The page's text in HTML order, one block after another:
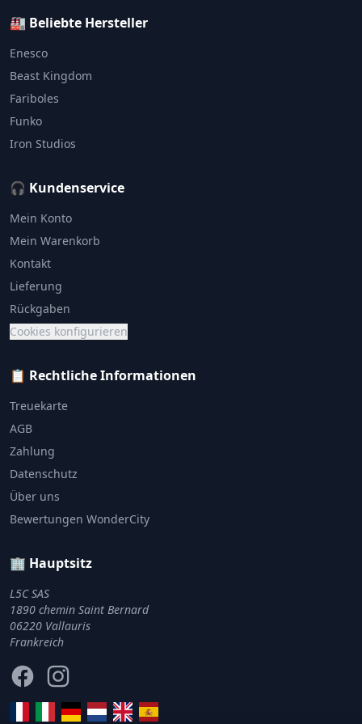
🏭 Beliebte Hersteller
Enesco
Beast Kingdom
Fariboles
Funko
Iron Studios
🎧 Kundenservice
Mein Konto
Mein Warenkorb
Kontakt
Lieferung
Rückgaben
Cookies konfigurieren
📋 Rechtliche Informationen
Treuekarte
AGB
Zahlung
Datenschutz
Über uns
Bewertungen WonderCity
🏢 Hauptsitz
L5C SAS
1890 chemin Saint Bernard
06220 Vallauris
Frankreich
FacebookInstagram